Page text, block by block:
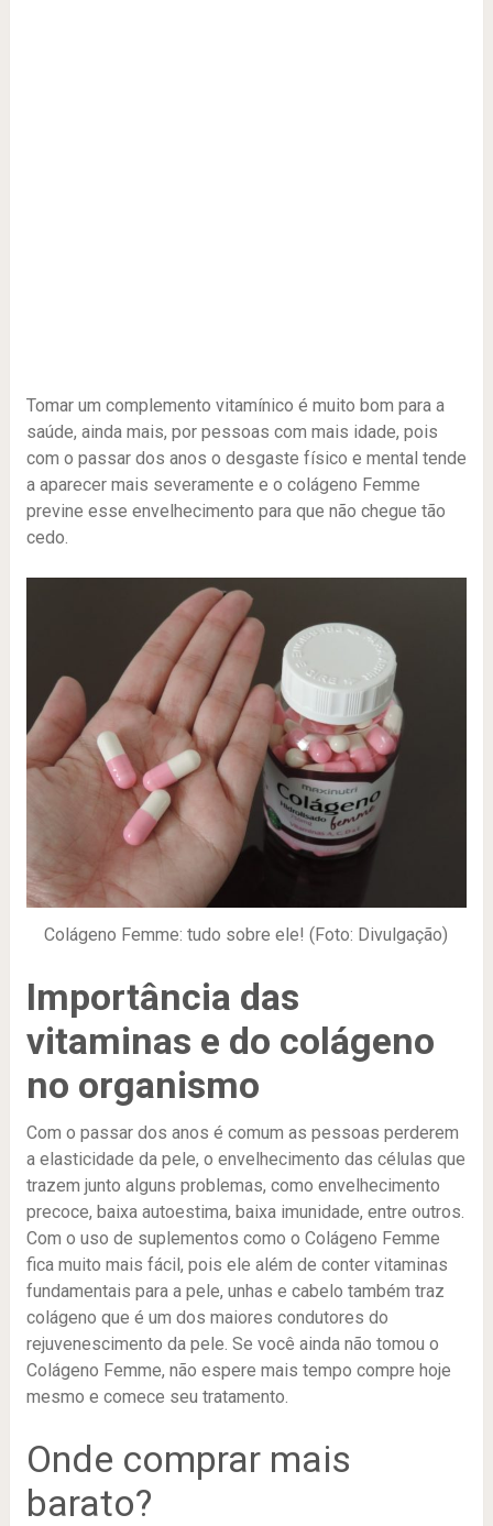
Tomar um complemento vitamínico é muito bom para a
saúde, ainda mais, por pessoas com mais idade, pois
com o passar dos anos o desgaste físico e mental tende
a aparecer mais severamente e o colágeno Femme
previne esse envelhecimento para que não chegue tão
cedo.
Colágeno Femme: tudo sobre ele! (Foto: Divulgação)
Importância das
vitaminas e do colágeno
no organismo
Com o passar dos anos é comum as pessoas perderem
a elasticidade da pele, o envelhecimento das células que
trazem junto alguns problemas, como envelhecimento
precoce, baixa autoestima, baixa imunidade, entre outros.
Com o uso de suplementos como o Colágeno Femme
fica muito mais fácil, pois ele além de conter vitaminas
fundamentais para a pele, unhas e cabelo também traz
colágeno que é um dos maiores condutores do
rejuvenescimento da pele. Se você ainda não tomou o
Colágeno Femme, não espere mais tempo compre hoje
mesmo e comece seu tratamento.
Onde comprar mais
barato?